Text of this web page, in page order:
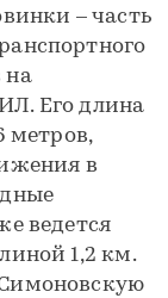
– часть
на
Его длина
метров,
в
ведется
1,2 км.